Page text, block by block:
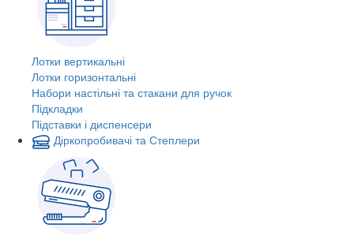
Лотки вертикальні
Лотки горизонтальні
Набори настільні та стакани для ручок
Підкладки
Підставки і диспенсери
Діркопробивачі та Степлери